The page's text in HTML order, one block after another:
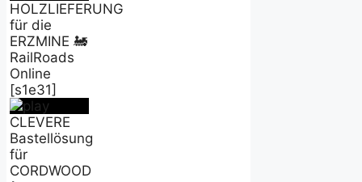
HOLZLIEFERUNG
für die
ERZMINE 🚂
RailRoads
Online
[s1e31]
CLEVERE
Bastellösung
für
CORDWOOD